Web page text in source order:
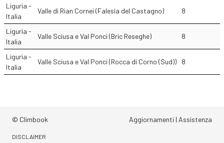
Liguria -
Italia
Valle di Rian Cornei (Falesia del Castagno) 8
Liguria -
Italia
Valle Sciusa e Val Ponci (Bric Reseghe) 8
Liguria -
Italia
Valle Sciusa e Val Ponci (Rocca di Corno (Sud)) 8
© Climbook Aggiornamenti | Assistenza
DISCLAIMER